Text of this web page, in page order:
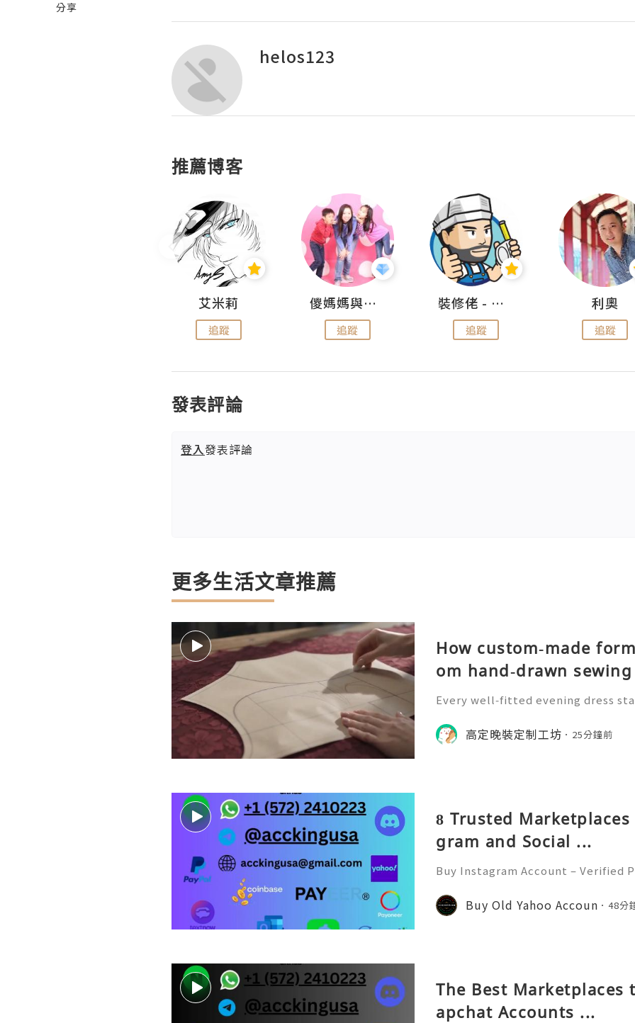
分享
helos123
推薦博客
艾米莉
追蹤
儍媽媽與兩隻小魔怪之家
追蹤
裝修佬 - 香港一站式網上裝修平台
追蹤
利奧
追蹤
發表評論
登入發表評論
更多生活文章推薦
How custom‑made
om hand‑drawn
Every well‑fitted evening dress
r to define waistline, shoulder
the whole handmade‑ma
高定晚裝定制工坊 25分鐘前
8 Trusted
gram and Social ...
Buy Instagram Account – Verified
e of the most powerful social
s, influencers, marketer
Buy Old Yahoo Accoun 48分
The Best Marketplaces
apchat Accounts ...